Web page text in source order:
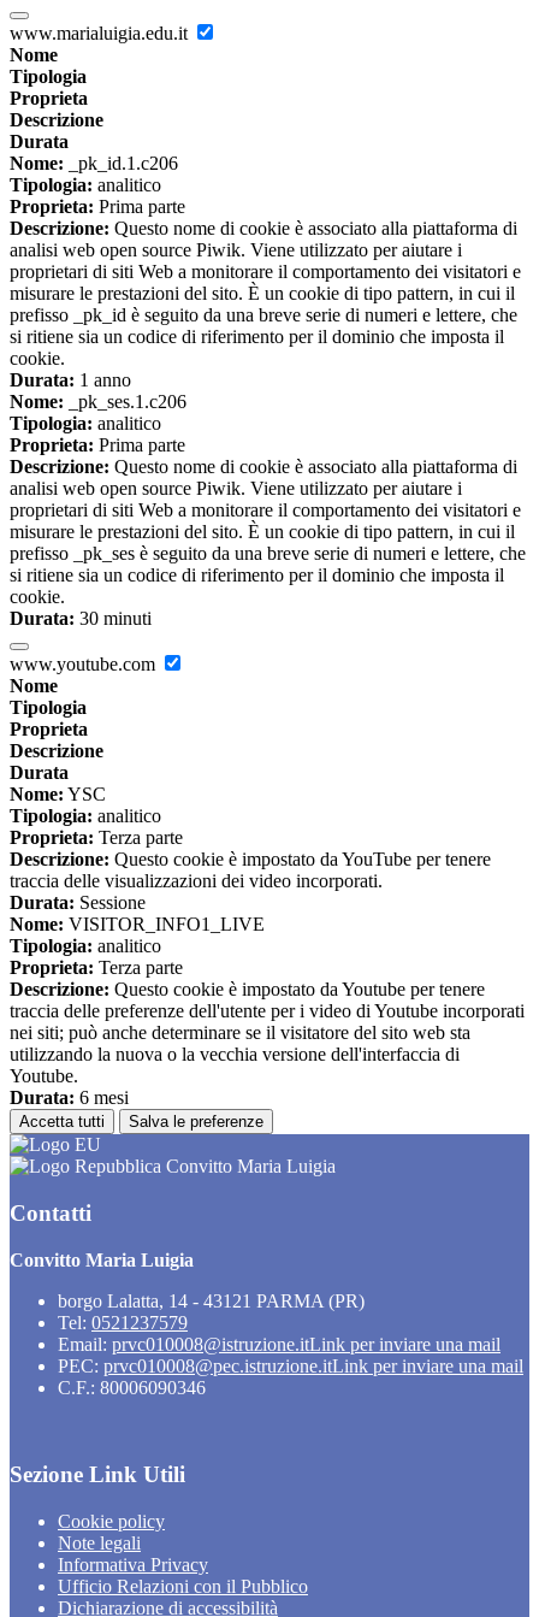
www.marialuigia.edu.it
Nome
Tipologia
Proprieta
Descrizione
Durata
Nome: _pk_id.1.c206
Tipologia: analitico
Proprieta: Prima parte
Descrizione: Questo nome di cookie è associato alla piattaforma di
analisi web open source Piwik. Viene utilizzato per aiutare i
proprietari di siti Web a monitorare il comportamento dei visitatori e
misurare le prestazioni del sito. È un cookie di tipo pattern, in cui il
prefisso _pk_id è seguito da una breve serie di numeri e lettere, che
si ritiene sia un codice di riferimento per il dominio che imposta il
cookie.
Durata: 1 anno
Nome: _pk_ses.1.c206
Tipologia: analitico
Proprieta: Prima parte
Descrizione: Questo nome di cookie è associato alla piattaforma di
analisi web open source Piwik. Viene utilizzato per aiutare i
proprietari di siti Web a monitorare il comportamento dei visitatori e
misurare le prestazioni del sito. È un cookie di tipo pattern, in cui il
prefisso _pk_ses è seguito da una breve serie di numeri e lettere, che
si ritiene sia un codice di riferimento per il dominio che imposta il
cookie.
Durata: 30 minuti
www.youtube.com
Nome
Tipologia
Proprieta
Descrizione
Durata
Nome: YSC
Tipologia: analitico
Proprieta: Terza parte
Descrizione: Questo cookie è impostato da YouTube per tenere
traccia delle visualizzazioni dei video incorporati.
Durata: Sessione
Nome: VISITOR_INFO1_LIVE
Tipologia: analitico
Proprieta: Terza parte
Descrizione: Questo cookie è impostato da Youtube per tenere
traccia delle preferenze dell'utente per i video di Youtube incorporati
nei siti; può anche determinare se il visitatore del sito web sta
utilizzando la nuova o la vecchia versione dell'interfaccia di
Youtube.
Durata: 6 mesi
Accetta tutti Salva le preferenze
Convitto Maria Luigia
Contatti
Convitto Maria Luigia
borgo Lalatta, 14 - 43121 PARMA (PR)
Tel: 0521237579
Email: prvc010008@istruzione.itLink per inviare una mail
PEC: prvc010008@pec.istruzione.itLink per inviare una mail
C.F.: 80006090346
Sezione Link Utili
Cookie policy
Note legali
Informativa Privacy
Ufficio Relazioni con il Pubblico
Dichiarazione di accessibilità